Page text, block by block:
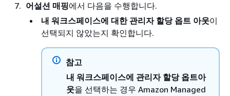
어설션 매핑에서 다음을 수행합니다.
내 워크스페이스에 대한 관리자 할당 옵트 아웃이
선택되지 않았는지 확인합니다.
참고
내 워크스페이스에 관리자 할당 옵트아
웃을 선택하는 경우 Amazon Managed